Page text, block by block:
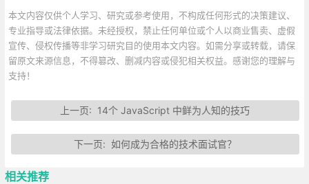
本文内容仅供个人学习、研究或参考使用，不构成任何形式的决策建议、
专业指导或法律依据。未经授权，禁止任何单位或个人以商业售卖、虚假
宣传、侵权传播等非学习研究目的使用本文内容。如需分享或转载，请保
留原文来源信息，不得篡改、删减内容或侵犯相关权益。感谢您的理解与
支持！
上一页: 14个 JavaScript 中鲜为人知的技巧
下一页: 如何成为合格的技术面试官？
相关推荐